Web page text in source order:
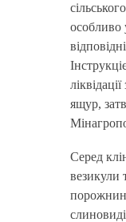
особливо
ящур,
Серед
везикули